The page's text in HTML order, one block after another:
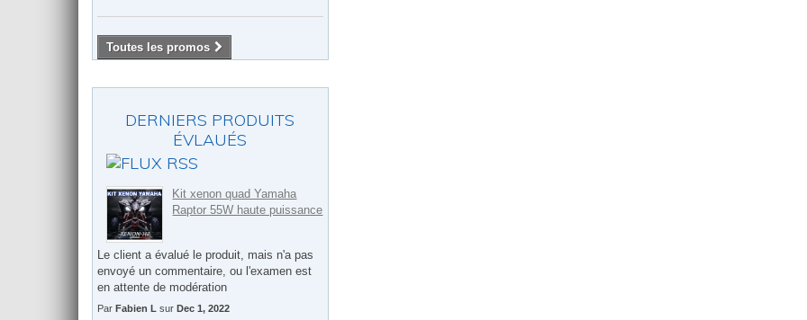
Toutes les promos
DERNIERS PRODUITS
ÉVLAUÉS
Kit xenon quad Yamaha
Raptor 55W haute puissance
Le client a évalué le produit, mais n'a pas
envoyé un commentaire, ou l'examen est
en attente de modération
Par Fabien L sur Dec 1, 2022